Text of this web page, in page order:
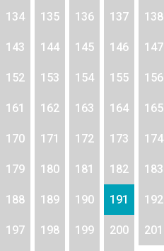
134 135 136 137 138
143 144 145 146 147
152 153 154 155 156
161 162 163 164 165
170 171 172 173 174
179 180 181 182 183
188 189 190 191 192
197 198 199 200 201